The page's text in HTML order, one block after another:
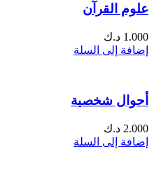
علوم القرآن
1.000 د.ك
إضافة إلى السلة
أحوال شخصية
2.000 د.ك
إضافة إلى السلة